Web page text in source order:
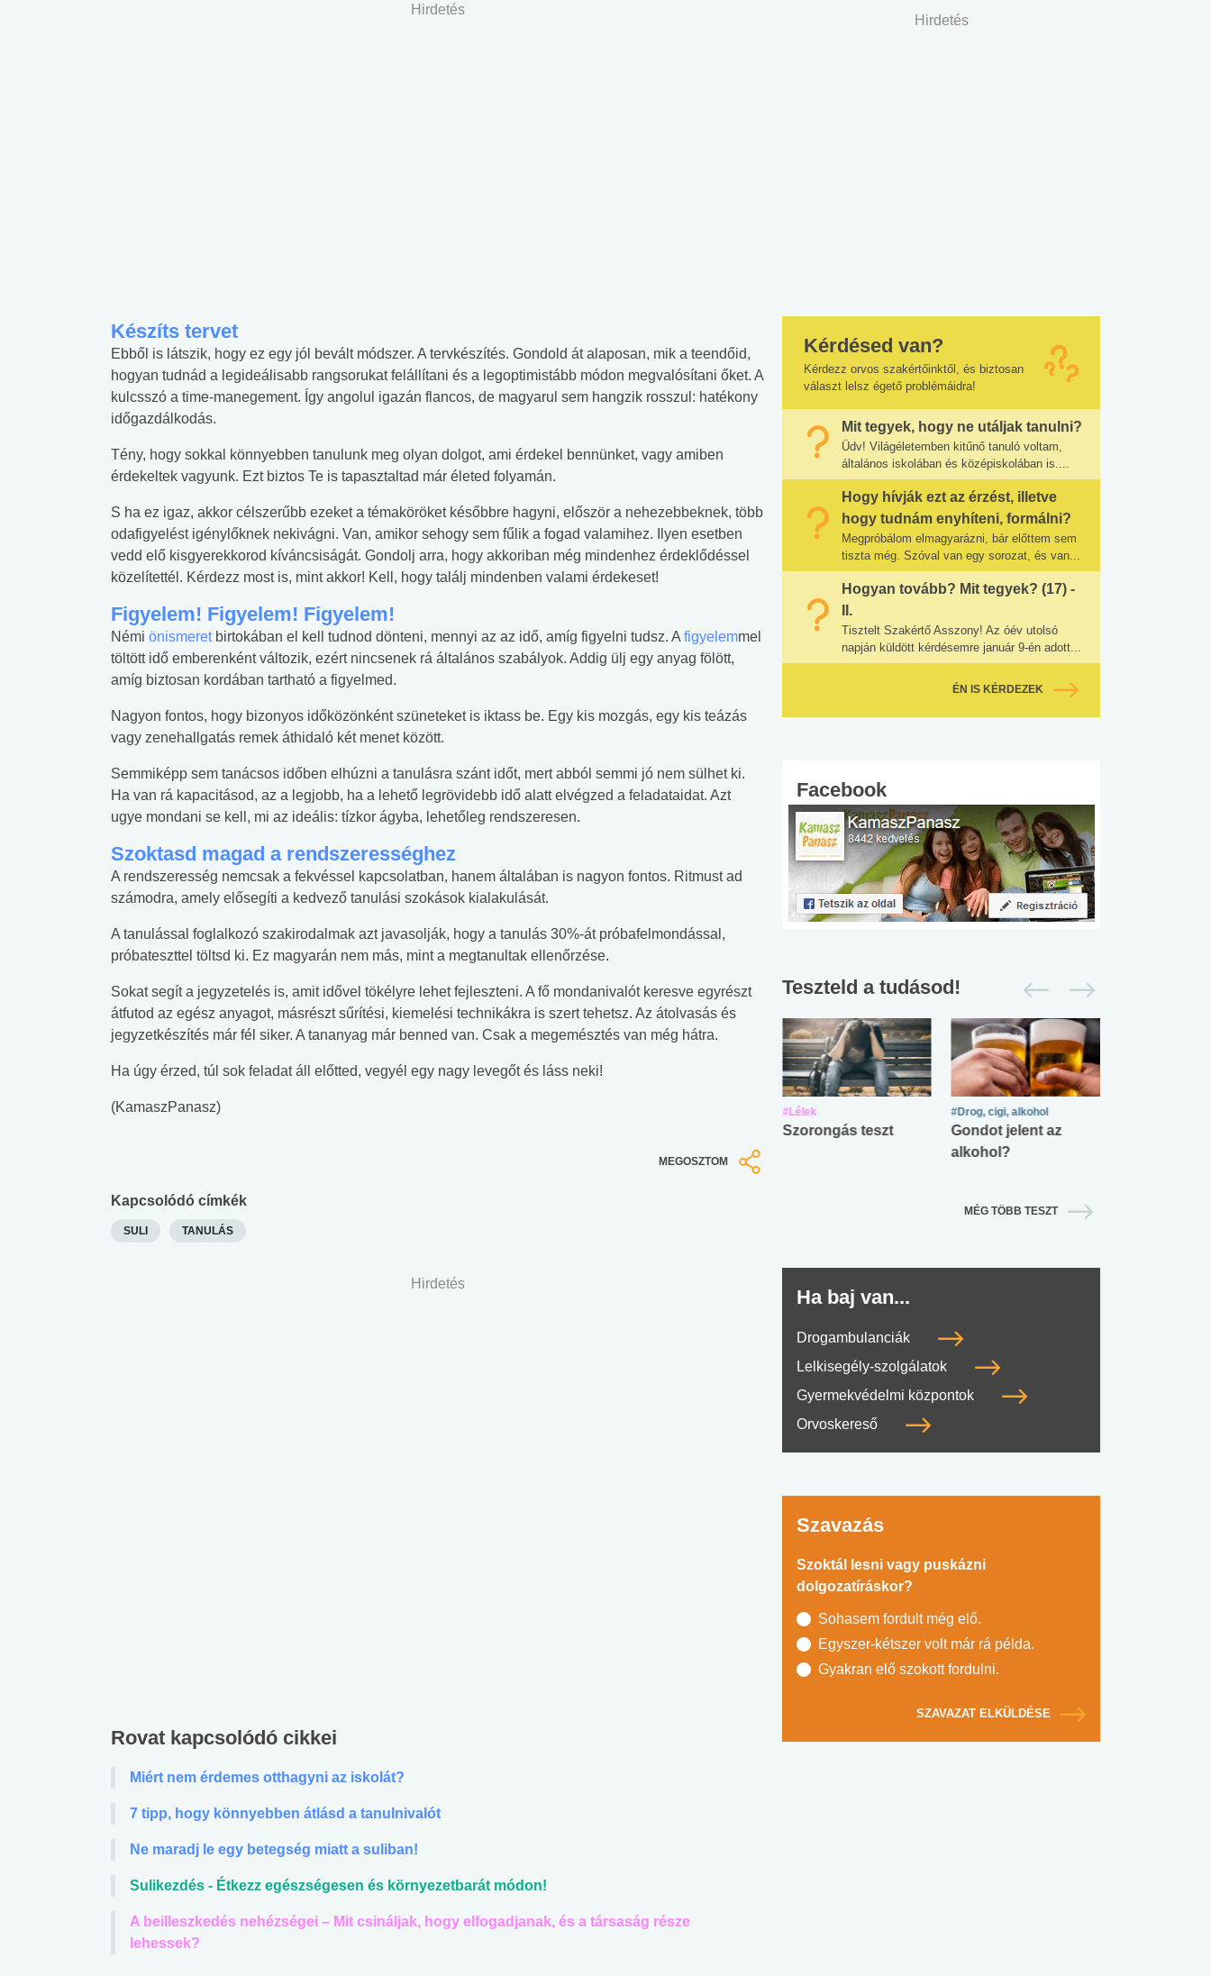
Hirdetés
Készíts tervet
Ebből is látszik, hogy ez egy jól bevált módszer. A tervkészítés. Gondold át alaposan, mik a teendőid,
hogyan tudnád a legideálisabb rangsorukat felállítani és a legoptimistább módon megvalósítani őket. A
kulcsszó a time-manegement. Így angolul igazán flancos, de magyarul sem hangzik rosszul: hatékony
időgazdálkodás.
Tény, hogy sokkal könnyebben tanulunk meg olyan dolgot, ami érdekel bennünket, vagy amiben
érdekeltek vagyunk. Ezt biztos Te is tapasztaltad már életed folyamán.
S ha ez igaz, akkor célszerűbb ezeket a témaköröket későbbre hagyni, először a nehezebbeknek, több
odafigyelést igénylőknek nekivágni. Van, amikor sehogy sem fűlik a fogad valamihez. Ilyen esetben
vedd elő kisgyerekkorod kíváncsiságát. Gondolj arra, hogy akkoriban még mindenhez érdeklődéssel
közelítettél. Kérdezz most is, mint akkor! Kell, hogy találj mindenben valami érdekeset!
Figyelem! Figyelem! Figyelem!
Némi önismeretbirtokában el kell tudnod dönteni, mennyi az az idő, amíg figyelni tudsz. A figyelemmel
töltött idő emberenként változik, ezért nincsenek rá általános szabályok. Addig ülj egy anyag fölött,
amíg biztosan kordában tartható a figyelmed.
Nagyon fontos, hogy bizonyos időközönként szüneteket is iktass be. Egy kis mozgás, egy kis teázás
vagy zenehallgatás remek áthidaló két menet között.
Semmiképp sem tanácsos időben elhúzni a tanulásra szánt időt, mert abból semmi jó nem sülhet ki.
Ha van rá kapacitásod, az a legjobb, ha a lehető legrövidebb idő alatt elvégzed a feladataidat. Azt
ugye mondani se kell, mi az ideális: tízkor ágyba, lehetőleg rendszeresen.
Szoktasd magad a rendszerességhez
A rendszeresség nemcsak a fekvéssel kapcsolatban, hanem általában is nagyon fontos. Ritmust ad
számodra, amely elősegíti a kedvező tanulási szokások kialakulását.
A tanulással foglalkozó szakirodalmak azt javasolják, hogy a tanulás 30%-át próbafelmondással,
próbateszttel töltsd ki. Ez magyarán nem más, mint a megtanultak ellenőrzése.
Sokat segít a jegyzetelés is, amit idővel tökélyre lehet fejleszteni. A fő mondanivalót keresve egyrészt
átfutod az egész anyagot, másrészt sűrítési, kiemelési technikákra is szert tehetsz. Az átolvasás és
jegyzetkészítés már fél siker. A tananyag már benned van. Csak a megemésztés van még hátra.
Ha úgy érzed, túl sok feladat áll előtted, vegyél egy nagy levegőt és láss neki!
(KamaszPanasz)
MEGOSZTOM
Kapcsolódó címkék
SULI TANULÁS
Hirdetés
Rovat kapcsolódó cikkei
Miért nem érdemes otthagyni az iskolát?
7 tipp, hogy könnyebben átlásd a tanulnivalót
Ne maradj le egy betegség miatt a suliban!
Sulikezdés - Étkezz egészségesen és környezetbarát módon!
A beilleszkedés nehézségei – Mit csináljak, hogy elfogadjanak, és a társaság része
lehessek?
Hirdetés
Kérdésed van?
Kérdezz orvos szakértőinktől, és biztosan
választ lelsz égető problémáidra!
Mit tegyek, hogy ne utáljak tanulni?
Üdv! Világéletemben kitűnő tanuló voltam,
általános iskolában és középiskolában is....
Hogy hívják ezt az érzést, illetve
hogy tudnám enyhíteni, formálni?
Megpróbálom elmagyarázni, bár előttem sem
tiszta még. Szóval van egy sorozat, és van...
Hogyan tovább? Mit tegyek? (17) -
II.
Tisztelt Szakértő Asszony! Az óév utolsó
napján küldött kérdésemre január 9-én adott...
ÉN IS KÉRDEZEK
Facebook
Teszteld a tudásod!
#Zöldövezet #Lélek
Szorongás teszt
#Drog, cigi, alkohol
Gondot jelent az
alkohol?
MÉG TÖBB TESZT
Ha baj van...
Drogambulanciák
Lelkisegély-szolgálatok
Gyermekvédelmi központok
Orvoskereső
Szavazás
Szoktál lesni vagy puskázni
dolgozatíráskor?
Sohasem fordult még elő.
Egyszer-kétszer volt már rá példa.
Gyakran elő szokott fordulni.
SZAVAZAT ELKÜLDÉSE